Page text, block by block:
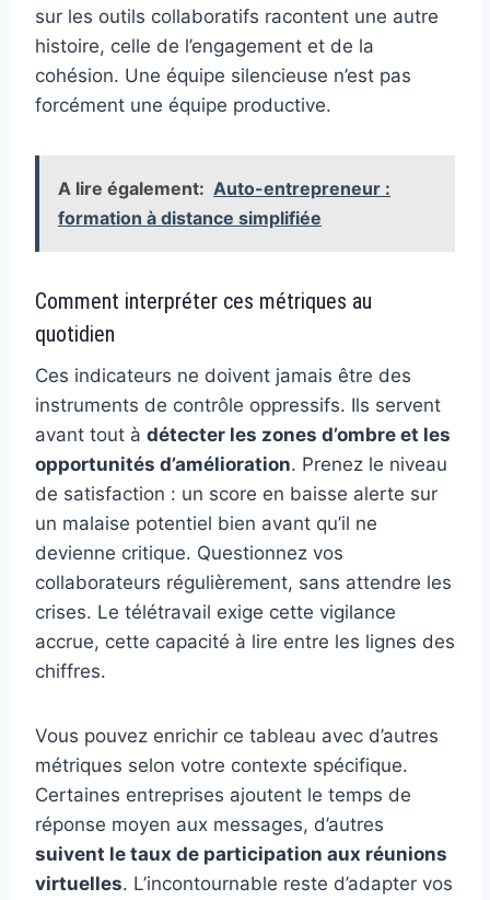
sur les outils collaboratifs racontent une autre
histoire, celle de l’engagement et de la
cohésion. Une équipe silencieuse n’est pas
forcément une équipe productive.
A lire également: Auto-entrepreneur :
formation à distance simplifiée
Comment interpréter ces métriques au
quotidien
Ces indicateurs ne doivent jamais être des
instruments de contrôle oppressifs. Ils servent
avant tout à détecter les zones d’ombre et les
opportunités d’amélioration. Prenez le niveau
de satisfaction : un score en baisse alerte sur
un malaise potentiel bien avant qu’il ne
devienne critique. Questionnez vos
collaborateurs régulièrement, sans attendre les
crises. Le télétravail exige cette vigilance
accrue, cette capacité à lire entre les lignes des
chiffres.
Vous pouvez enrichir ce tableau avec d’autres
métriques selon votre contexte spécifique.
Certaines entreprises ajoutent le temps de
réponse moyen aux messages, d’autres
suivent le taux de participation aux réunions
virtuelles. L’incontournable reste d’adapter vos